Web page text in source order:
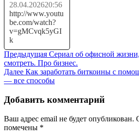
28.04.202620:56
http://www.youtu
be.com/watch?
v=gMCvqk5yGI
k
Навигация
по
записям
Предыдущая Предыдущая
запись:
Сериал об офисной
смотреть. Про бизнес.
Далее Следующая
запись:
Как заработать биткоины с
— все способы
Добавить комментарий
Ваш адрес email не будет опубликован.
помечены *